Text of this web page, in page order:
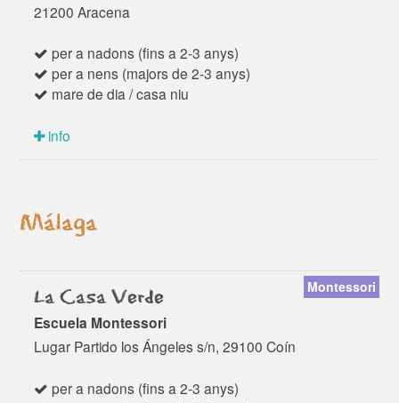
21200 Aracena
per a nadons (fins a 2-3 anys)
per a nens (majors de 2-3 anys)
mare de dia / casa niu
info
Málaga
La Casa Verde Montessori
Escuela Montessori
Lugar Partido los Ángeles s/n, 29100 Coín
per a nadons (fins a 2-3 anys)